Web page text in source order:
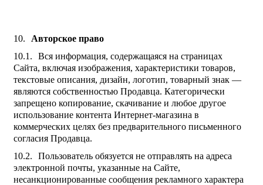
Авторское право
Вся информация, содержащаяся на страницах
Сайта, включая изображения, характеристики товаров,
текстовые описания, дизайн, логотип, товарный знак —
являются собственностью Продавца. Категорически
запрещено копирование, скачивание и любое другое
использование контента Интернет-магазина в
коммерческих целях без предварительного письменного
согласия Продавца.
Пользователь обязуется не отправлять на адреса
электронной почты, указанные на Сайте,
несанкционированные сообщения рекламного характера